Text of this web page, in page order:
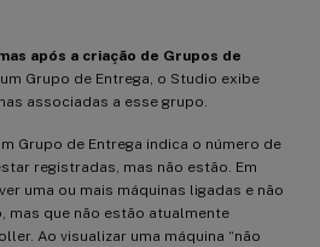
após a criação de Grupos de
Grupo de Entrega, o Studio exibe
associadas a esse grupo.
Grupo de Entrega indica o número de
registradas, mas não estão. Em
uma ou mais máquinas ligadas e não
mas que não estão atualmente
Ao visualizar uma máquina “não